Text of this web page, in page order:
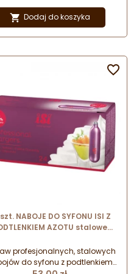
dekorowania kaw z
mlekiem - Latte Art. Niezbędny
element w każdej kawiarni!
 Dodaj do koszyka
NABOJE DO SYFONU ISI Z
AZOTU stalowe
czystego gazu - 8.4 g
profesjonalnych, stalowych
do syfonu z podtlenkiem
